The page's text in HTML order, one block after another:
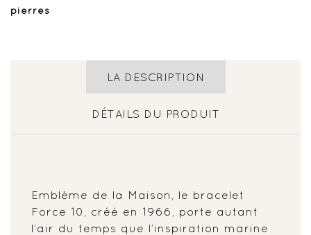
pierres
LA DESCRIPTION
DÉTAILS DU PRODUIT
Emblème de la Maison, le bracelet
Force 10, créé en 1966, porte autant
l’air du temps que l’inspiration marine